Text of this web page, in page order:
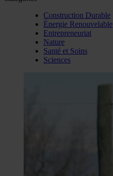
Construction Durable
Énergie Renouvelable
Entrepreneuriat
Nature
Santé et Soins
Sciences